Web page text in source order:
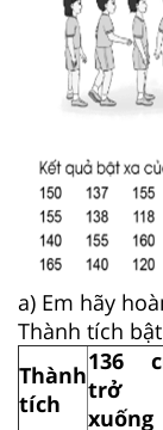
a) Em hãy
Thành tích
Thành
tích
136
trở
xuống